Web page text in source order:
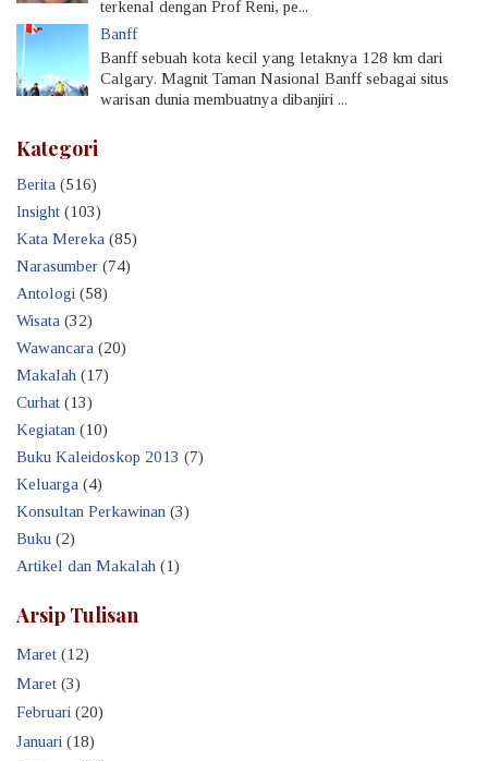
terkenal dengan Prof Reni, pe...
Banff
Banff sebuah kota kecil yang letaknya 128 km dari
Calgary. Magnit Taman Nasional Banff sebagai situs
warisan dunia membuatnya dibanjiri ...
Kategori
Berita (516)
Insight (103)
Kata Mereka (85)
Narasumber (74)
Antologi (58)
Wisata (32)
Wawancara (20)
Makalah (17)
Curhat (13)
Kegiatan (10)
Buku Kaleidoskop 2013 (7)
Keluarga (4)
Konsultan Perkawinan (3)
Buku (2)
Artikel dan Makalah (1)
Arsip Tulisan
Maret (12)
Maret (3)
Februari (20)
Januari (18)